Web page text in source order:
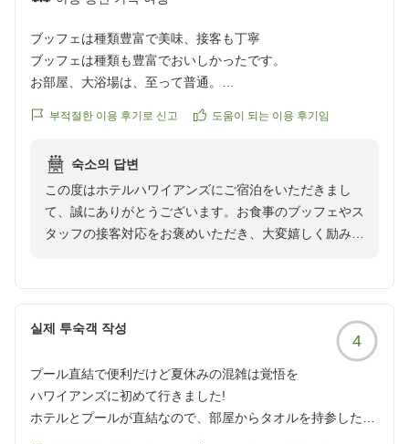
う、客室の維持管理とさらなるサービス向上に努めてま
いります。またの楽しい思い出作りに、皆様でのお越し
をスタッフ一同心よりお待ち申し上げます。
ブッフェは種類豊富で美味、接客も丁寧
ブッフェは種類も豊富でおいしかったです。
お部屋、大浴場は、至って普通。
https://review.travel.rakuten.co.jp/hotel/voice/8070?
reviewId=33123478497849
부적절한 이용 후기로 신고 도움이 되는 이용 후기임
숙소의 답변
この度はホテルハワイアンズにご宿泊をいただきまし
て、誠にありがとうございます。お食事のブッフェやス
タッフの接客対応をお褒めいただき、大変嬉しく励みに
り、特別室ならではの感動や贅沢なひとときを十分にお
届けしきれなかったことを真摯に受け止めております。
いただきましたご感想を糧に、今後は設備面や空間づく
りにおきましても、より価格以上の魅力や特別感、そし
て快適さを感じていただけるよう、維持・管理およびサ
실제 투숙객 작성
4
プール直結で便利だけど夏休みの混雑は覚悟を
ハワイアンズに初めて行きました!
ホテルとプールが直結なので、部屋からタオルを持参した